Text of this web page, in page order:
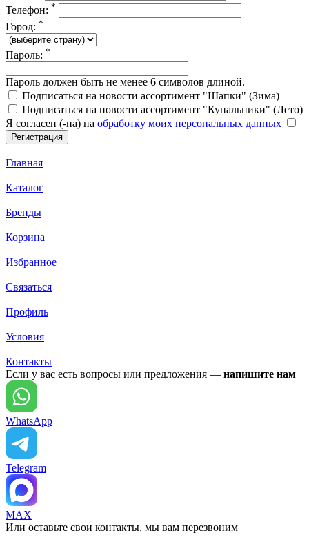
Телефон: *
Город: *
Пароль: *
Пароль должен быть не менее 6 символов длиной.
Подписаться на новости ассортимент "Шапки" (Зима)
Подписаться на новости ассортимент "Купальники" (Лето)
Я согласен (-на) на обработку моих персональных данных
Главная
Каталог
Бренды
Корзина
Избранное
Связаться
Профиль
Условия
Контакты
Если у вас есть вопросы или предложения — напишите нам
WhatsApp
Telegram
MAX
Или оставьте свои контакты, мы вам перезвоним